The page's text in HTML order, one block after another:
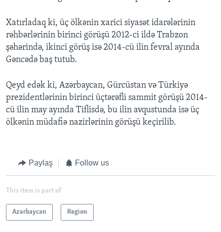
Xatırladaq ki, üç ölkənin xarici siyasət idarələrinin
rəhbərlərinin birinci görüşü 2012-ci ildə Trabzon
şəhərində, ikinci görüş isə 2014-cü ilin fevral ayında
Gəncədə baş tutub.
Qeyd edək ki, Azərbaycan, Gürcüstan və Türkiyə
prezidentlərinin birinci üçtərəfli sammit görüşü 2014-
cü ilin may ayında Tiflisdə, bu ilin avqustunda isə üç
ölkənin müdafiə nazirlərinin görüşü keçirilib.
Paylaş Follow us
This item is part of
Azərbaycan Region